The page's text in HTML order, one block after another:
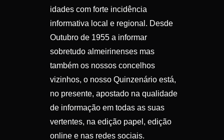
idades com forte incidência
informativa local e regional. Desde
Outubro de 1955 a informar
sobretudo almeirinenses mas
também os nossos concelhos
vizinhos, o nosso Quinzenário está,
no presente, apostado na qualidade
de informação em todas as suas
vertentes, na edição papel, edição
online e nas redes sociais.